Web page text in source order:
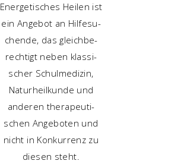
Ener­ge­ti­sches Hei­len ist
ein Ange­bot an Hil­fe­su­
chen­de, das gleich­be­
rech­tigt neben klas­si­
scher Schul­me­di­zin,
Natur­heil­kun­de und
ande­ren the­ra­peu­ti­
schen Ange­bo­ten und
nicht in Kon­kur­renz zu
die­sen steht.